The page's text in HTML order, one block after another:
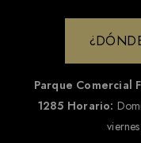
Parque Comercial
1285 Horario: